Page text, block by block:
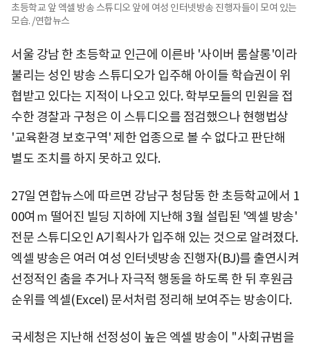
초등학교 앞 엑셀 방송 스튜디오 앞에 여성 인터넷방송 진행자들이 모여 있는
모습. /연합뉴스
서울 강남 한 초등학교 인근에 이른바 '사이버 룸살롱'이라
불리는 성인 방송 스튜디오가 입주해 아이들 학습권이 위
협받고 있다는 지적이 나오고 있다. 학부모들의 민원을 접
수한 경찰과 구청은 이 스튜디오를 점검했으나 현행법상
'교육환경 보호구역' 제한 업종으로 볼 수 없다고 판단해
별도 조치를 하지 못하고 있다.
27일 연합뉴스에 따르면 강남구 청담동 한 초등학교에서 1
00여ｍ 떨어진 빌딩 지하에 지난해 3월 설립된 '엑셀 방송'
전문 스튜디오인 A기획사가 입주해 있는 것으로 알려졌다.
엑셀 방송은 여러 여성 인터넷방송 진행자(BJ)를 출연시켜
선정적인 춤을 추거나 자극적 행동을 하도록 한 뒤 후원금
순위를 엑셀(Excel) 문서처럼 정리해 보여주는 방송이다.
국세청은 지난해 선정성이 높은 엑셀 방송이 "사회규범을